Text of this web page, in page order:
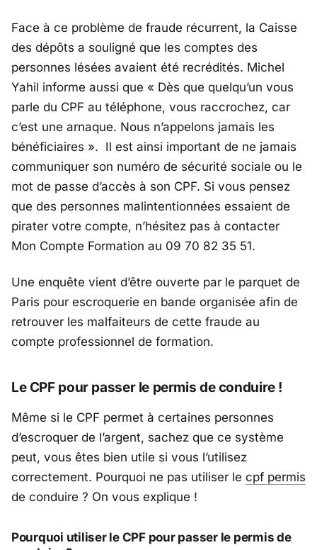
Face à ce problème de fraude récurrent, la Caisse
des dépôts a souligné que les comptes des
personnes lésées avaient été recrédités. Michel
Yahil informe aussi que « Dès que quelqu’un vous
parle du CPF au téléphone, vous raccrochez, car
c’est une arnaque. Nous n’appelons jamais les
bénéficiaires ». Il est ainsi important de ne jamais
communiquer son numéro de sécurité sociale ou le
mot de passe d’accès à son CPF. Si vous pensez
que des personnes malintentionnées essaient de
pirater votre compte, n’hésitez pas à contacter
Mon Compte Formation au 09 70 82 35 51.
Une enquête vient d’être ouverte par le parquet de
Paris pour escroquerie en bande organisée afin de
retrouver les malfaiteurs de cette fraude au
compte professionnel de formation.
Le CPF pour passer le permis de conduire !
Même si le CPF permet à certaines personnes
d’escroquer de l’argent, sachez que ce système
peut, vous êtes bien utile si vous l’utilisez
correctement. Pourquoi ne pas utiliser le cpf permis
de conduire ? On vous explique !
Pourquoi utiliser le CPF pour passer le permis de